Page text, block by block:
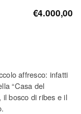
€4.000,00
affresco: infatti
“Casa del
il bosco di ribes e il